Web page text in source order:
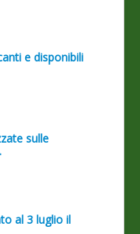
e disponibili
sulle
al 3 luglio il